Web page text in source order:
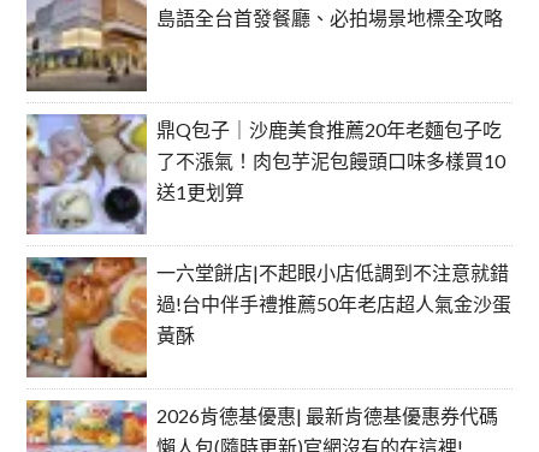
島語全台首發餐廳、必拍場景地標全攻略
鼎Q包子｜沙鹿美食推薦20年老麵包子吃
了不漲氣！肉包芋泥包饅頭口味多樣買10
送1更划算
一六堂餅店|不起眼小店低調到不注意就錯
過!台中伴手禮推薦50年老店超人氣金沙蛋
黃酥
2026肯德基優惠| 最新肯德基優惠券代碼
懶人包(隨時更新)官網沒有的在這裡!